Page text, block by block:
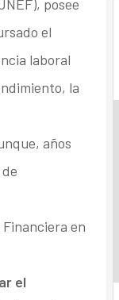
posee
el
laboral
la
años
en
el